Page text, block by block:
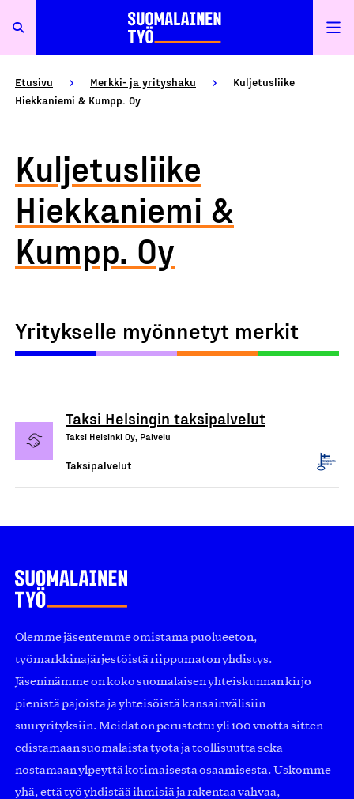
Etusivu Merkki- ja yrityshaku
Kuljetusliike
Hiekkaniemi & Kumpp. Oy
Kuljetusliike
Hiekkaniemi &
Kumpp. Oy
Yritykselle myönnetyt merkit
Taksi Helsingin taksipalvelut
Taksi Helsinki Oy, Palvelu
Taksipalvelut
Olemme jäsentemme omistama puolueeton,
työmarkkinajärjestöistä riippumaton yhdistys.
Jäseninämme on koko suomalaisen yhteiskunnan kirjo
pienistä pajoista ja yhteisöistä kansainvälisiin
suuryrityksiin. Meidät on perustettu yli 100 vuotta sitten
edistämään suomalaista työtä ja teollisuutta sekä
nostamaan ylpeyttä kotimaisesta osaamisesta. Uskomme
yhä, että työ yhdistää ihmisiä ja rakentaa vahvaa,